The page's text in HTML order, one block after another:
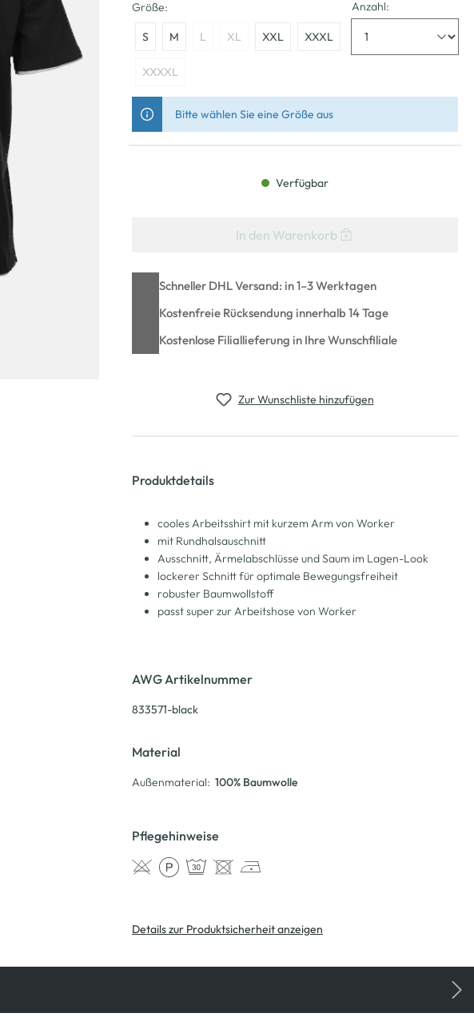
Größe:
S M L XL XXL XXXL
XXXXL
Anzahl:
Bitte wählen Sie eine Größe aus
Verfügbar
In den Warenkorb
Schneller DHL Versand: in 1–3 Werktagen
Kostenfreie Rücksendung innerhalb 14 Tage
Kostenlose Filiallieferung in Ihre Wunschfiliale
Zur Wunschliste hinzufügen
Produktdetails
cooles Arbeitsshirt mit kurzem Arm von Worker
mit Rundhalsauschnitt
Ausschnitt, Ärmelabschlüsse und Saum im Lagen-Look
lockerer Schnitt für optimale Bewegungsfreiheit
robuster Baumwollstoff
passt super zur Arbeitshose von Worker
AWG Artikelnummer
833571-black
Material
Außenmaterial: 100% Baumwolle
Pflegehinweise
Details zur Produktsicherheit anzeigen